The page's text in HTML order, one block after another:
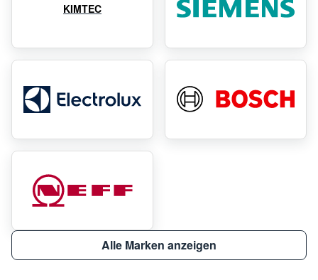
KIMTEC
Alle Marken anzeigen